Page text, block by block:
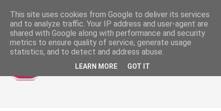
This site uses cookies from Google to deliver its services
and to analyze traffic. Your IP address and user-agent are
shared with Google along with performance and security
metrics to ensure quality of service, generate usage
statistics, and to detect and address abuse.
LEARN MORE GOT IT